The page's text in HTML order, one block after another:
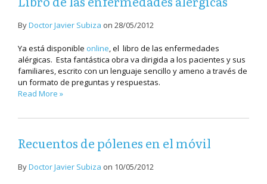
ByDoctor Javier Subiza on 28/05/2012
Ya está disponible online, el libro de las enfermedades
alérgicas. Esta fantástica obra va dirigida a los pacientes y sus
familiares, escrito con un lenguaje sencillo y ameno a través de
un formato de preguntas y respuestas.
Read More »
Recuentos de pólenes en el móvil
ByDoctor Javier Subiza on 10/05/2012